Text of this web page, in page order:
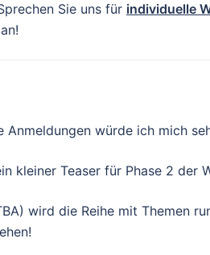
Sie uns für individuelle
Anmeldungen würde ich mich
kleiner Teaser für Phase 2 der
wird die Reihe mit Themen